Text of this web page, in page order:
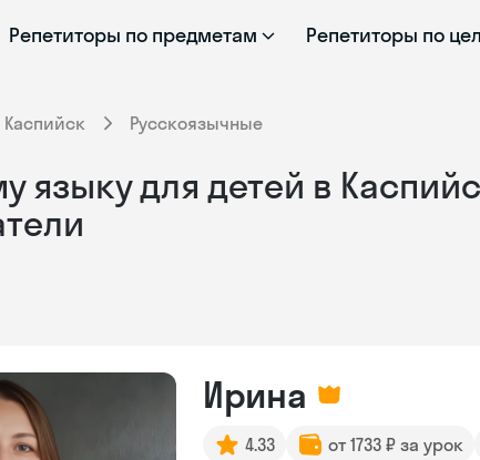
Репетиторы по предметам Репетиторы по
Каспийск Русскоязычные
языку для детей в
Ирина
4.33 от 1733 ₽ за урок